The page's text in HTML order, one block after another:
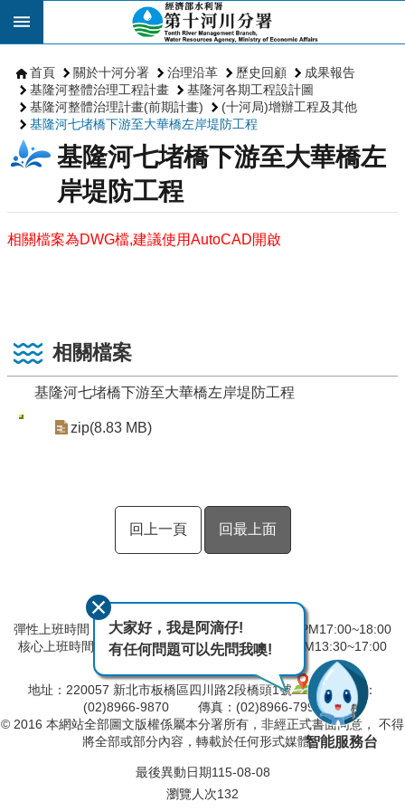
跳到主要內容區塊
首頁 關於十河分署 治理沿革 歷史回顧
成果報告
基隆河整體治理工程計畫
基隆河各期工程設計圖
基隆河整體治理計畫(前期計畫)
(十河局)增辦工程及其他
基隆河七堵橋下游至大華橋左岸堤防工程
基隆河七堵橋下游至大華橋左
岸堤防工程
相關檔案為DWG檔,建議使用AutoCAD開啟
相關檔案
基隆河七堵橋下游至大華橋左岸堤防工程
zip(8.83 MB)
回上一頁 回最上面
彈性上班時間：AM8:00~09:00 彈性下班時間：PM17:00~18:00
核心上班時間：星期一 ~ 星期五 AM08:30~12:30 PM13:30~17:00
地址：220057 新北市板橋區四川路2段橋頭1號
電話：
(02)8966-9870 傳真：(02)8966-7996
© 2016 本網站全部圖文版權係屬本分署所有，非經正式書面同意， 不得
將全部或部分內容，轉載於任何形式媒體。
最後異動日期115-08-08
瀏覽人次132
大家好，我是阿滴仔!
有任何問題可以先問我噢!
智能服務台